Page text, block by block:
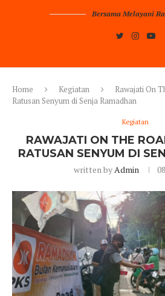
Bersama Melayani
Home Kegiatan
Rawajati On
Ratusan Senyum di Senja Ramadhan
Kegiatan
RAWAJATI ON THE
RATUSAN SENYUM DI
written byAdmin